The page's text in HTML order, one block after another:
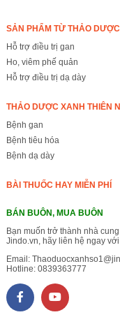
SẢN PHẨM TỪ THẢO
Hỗ trợ điều trị gan
Ho, viêm phế quản
Hỗ trợ điều trị dạ dày
THẢO DƯỢC XANH THIÊN
Bệnh gan
Bệnh tiêu hóa
Bệnh dạ dày
BÀI THUỐC HAY MIỄN PHÍ
BÁN BUÔN, MUA BUÔN
Bạn muốn trở thành nhà
Jindo.vn, hãy liên hệ ngay
Email:
Hotline: 0839363777